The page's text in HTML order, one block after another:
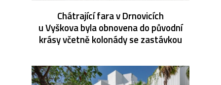
Chátrající fara v Drnovicích
u Vyškova byla obnovena do původní
krásy včetně kolonády se zastávkou